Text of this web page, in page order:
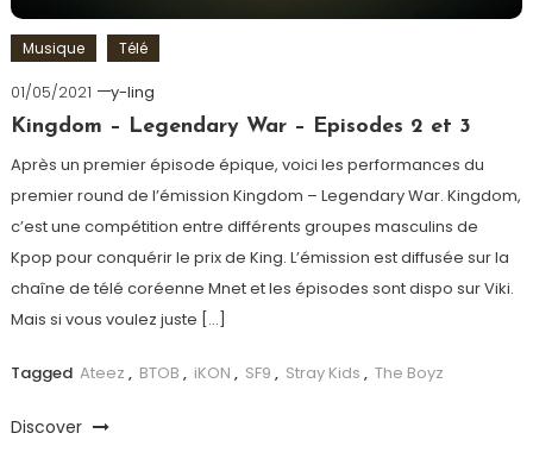
Musique Télé
01/05/2021
y-ling
Kingdom – Legendary War – Episodes 2 et 3
Après un premier épisode épique, voici les performances du
premier round de l’émission Kingdom – Legendary War. Kingdom,
c’est une compétition entre différents groupes masculins de
Kpop pour conquérir le prix de King. L’émission est diffusée sur la
chaîne de télé coréenne Mnet et les épisodes sont dispo sur Viki.
Mais si vous voulez juste […]
Tagged Ateez , BTOB , iKON , SF9 , Stray Kids , The Boyz
Discover